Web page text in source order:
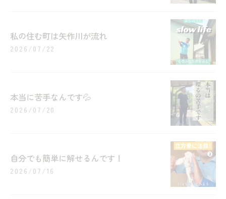
私の住む町は矢作川が流れ
2026/07/22
本当に苦手なんです💦
2026/07/20
自分でも簡単に解せるんです！
2026/07/16